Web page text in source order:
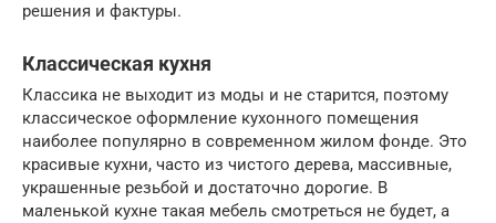
решения и фактуры.
Классическая кухня
Классика не выходит из моды и не старится, поэтому
классическое оформление кухонного помещения
наиболее популярно в современном жилом фонде. Это
красивые кухни, часто из чистого дерева, массивные,
украшенные резьбой и достаточно дорогие. В
маленькой кухне такая мебель смотреться не будет, а